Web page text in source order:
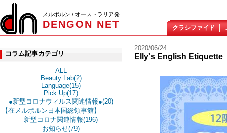
メルボルン / オーストラリア発
DENGON NET クラシファイド
コラム記事カテゴリ
ALL
Beauty Lab(2)
Language(15)
Pick Up(17)
●新型コロナウィルス関連情報●(20)
【在メルボルン日本国総領事館】
新型コロナ関連情報(196)
お知らせ(79)
2020/06/24
Elly's English